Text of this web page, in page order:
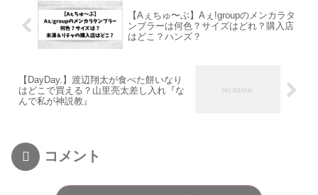
【Aぇちゅ〜ぶ】Aぇǃgroupのメンカラタ
ンブラーは何色？サイズはどれ？購入店
はどこ？ハンズ？
【DayDay.】渡辺翔太が食べた餅いなり
はどこで買える？山里亮太差し入れ『な
んで私が神説教』
コメント